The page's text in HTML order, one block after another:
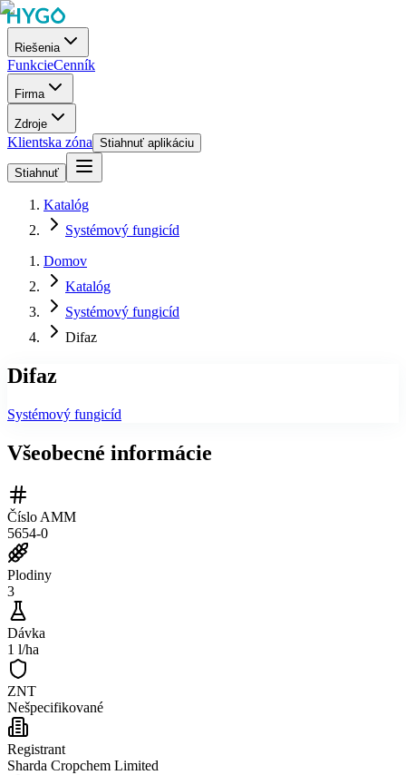
Riešenia
FunkcieCenník
Firma
Zdroje
Klientska zóna Stiahnuť aplikáciu
Stiahnuť
Katalóg
Systémový fungicíd
Domov
Katalóg
Systémový fungicíd
Difaz
Difaz
Systémový fungicíd
Všeobecné informácie
Číslo AMM
5654-0
Plodiny
3
Dávka
1 l/ha
ZNT
Nešpecifikované
Registrant
Sharda Cropchem Limited